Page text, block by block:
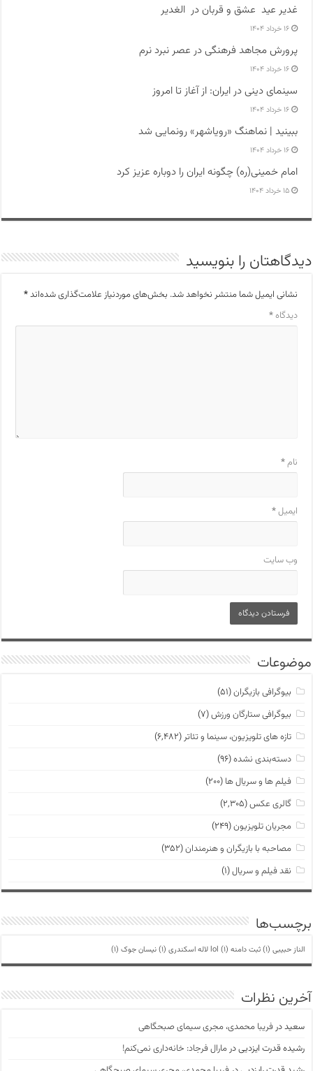
غدیر عید عشق و قربان در الغدیر
۱۶ خرداد ۱۴۰۴
پرورش مجاهد فرهنگی در عصر نبرد نرم
۱۶ خرداد ۱۴۰۴
سینمای دینی در ایران: از آغاز تا امروز
۱۶ خرداد ۱۴۰۴
ببینید | نماهنگ «رویاشهر» رونمایی شد
۱۶ خرداد ۱۴۰۴
امام خمینی(ره) چگونه ایران را دوباره عزیز کرد
۱۵ خرداد ۱۴۰۴
دیدگاهتان را بنویسید
نشانی ایمیل شما منتشر نخواهد شد. بخش‌های موردنیاز علامت‌گذاری شده‌اند*
دیدگاه*
نام*
ایمیل*
وب‌ سایت
موضوعات
بیوگرافی بازیگران(۵۱)
بیوگرافی ستارگان ورزش(۷)
تازه های تلویزیون، سینما و تئاتر (۶,۴۸۲)
دسته‌بندی نشده(۹۶)
فیلم ها و سریال ها (۲۰۰)
گالری عکس(۲,۳۰۵)
مجریان تلویزیون(۲۴۹)
مصاحبه با بازیگران و هنرمندان(۳۵۲)
نقد فیلم و سریال(۱)
برچسب‌ها
الناز حبیبی (1) ثبت دامنه lol (1) لاله اسکندری (1) نیسان جوک (1)
آخرین نظرات
سعیددرفریبا محمدی، مجری سیمای صبحگاهی
رشیده قدرت ایزدییدرمارال فرجاد: خانه‌داری نمی‌کنم!